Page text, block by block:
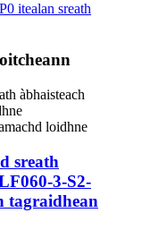
itealan sreath
sreath
3-S2-
tagraidhean